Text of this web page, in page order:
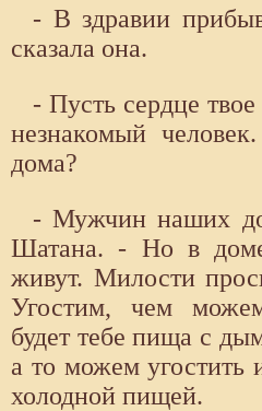
- В здравии
сказала она.
- Пусть сердце
незнакомый
дома?
- Мужчин наших
Шатана. - Но в
живут. Милости
Угостим, чем
будет тебе пища с
а то можем
холодной пищей.